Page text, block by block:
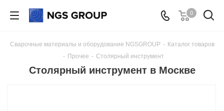
0
Сварочные материалы и оборудование NGSGROUP - Каталог товаров
- Прочее - Столярный инструмент
Столярный инструмент в Москве